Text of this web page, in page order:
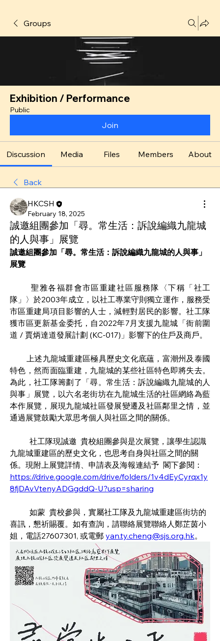
Groups
Exhibition / Performance
Public
Join
Discussion Media Files Members About
Back
HKCSH
February 18, 2025
誠邀組團參加「尋。常生活：訴說編織九龍城
的人與事」展覽
誠邀組團參加「尋。常生活：訴說編織九龍城的人與事」
展覽
聖雅各福群會市區重建社區服務隊〈下稱「社工
隊」〉於2003年成立，以社工專業守則獨立運作，服務受
市區重建局項目影響的人士，減輕對居民的影響。社工隊
獲市區更新基金委托，自2022年7月支援九龍城「衙前圍
道 / 賈炳達道發展計劃 (KC-017)」影響下的住戶及商戶。
上述九龍城重建區極具歷史文化底蘊，富潮州及泰國
特色，然而面臨重建，九龍城的某些社區特色即將失去。
為此，社工隊籌劃了「尋。常生活：訴說編織九龍城的人
與事」展覽，以六名老街坊在九龍城生活的社區網絡為藍
本作展覽，展現九龍城社區發展變遷及社區鄰里之情，並
通過展覽鼓勵大眾思考個人與社區之間的關係。
九龍城重建區的歷史文化，也思考自身與社區之間的關
係。現附上展覽詳情、申請表及海報連結予  閣下參閱：
https://drive.google.com/drive/folders/1v4dEyCyrqx1y
8fjDAvVtenyADGgddQ-U?usp=sharing
喜訊，懇祈賜覆。如有查詢，請聯絡展覽聯絡人鄭芷茵小
姐，電話27607301, 或電郵 yan.ty.cheng@sjs.org.hk。